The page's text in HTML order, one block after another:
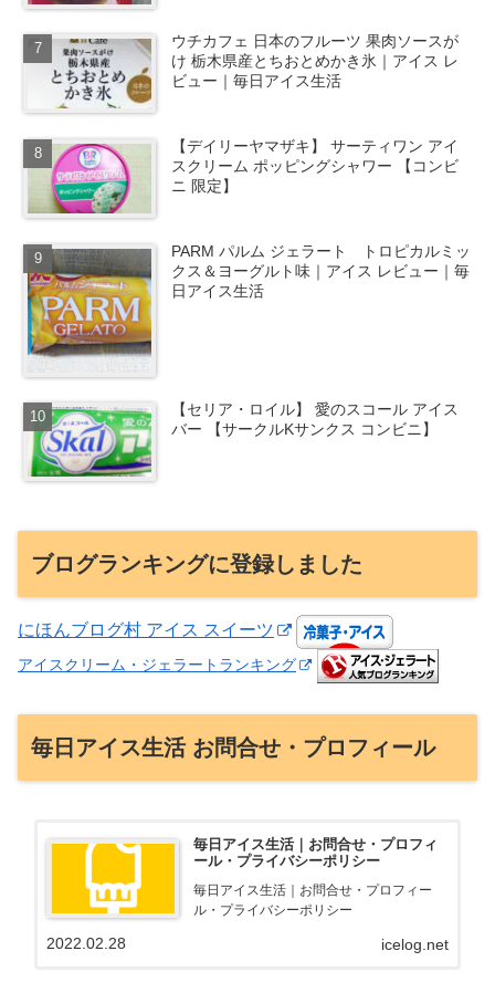
ウチカフェ 日本のフルーツ 果肉ソースが
け 栃木県産とちおとめかき氷｜アイス レ
ビュー｜毎日アイス生活
【デイリーヤマザキ】 サーティワン アイ
スクリーム ポッピングシャワー 【コンビ
ニ 限定】
PARM パルム ジェラート トロピカルミッ
クス＆ヨーグルト味｜アイス レビュー｜毎
日アイス生活
【セリア・ロイル】 愛のスコール アイス
バー 【サークルKサンクス コンビニ】
ブログランキングに登録しました
にほんブログ村 アイス スイーツ
アイスクリーム・ジェラートランキング
毎日アイス生活 お問合せ・プロフィール
毎日アイス生活｜お問合せ・プロフィ
ール・プライバシーポリシー
毎日アイス生活｜お問合せ・プロフィー
ル・プライバシーポリシー
icelog.net
2022.02.28